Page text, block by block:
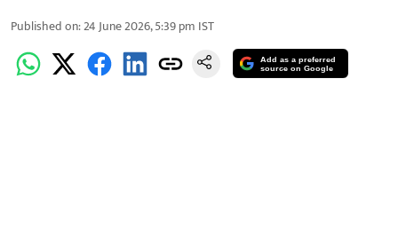
Published on:24 June 2026, 5:39 pm IST
Add as a preferred
source on Google